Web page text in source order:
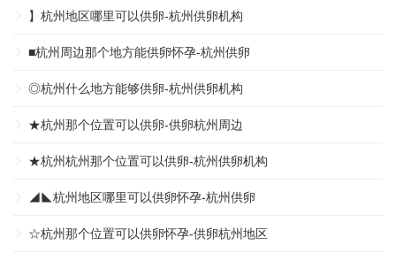
】杭州地区哪里可以供卵-杭州供卵机构
■杭州周边那个地方能供卵怀孕-杭州供卵
◎杭州什么地方能够供卵-杭州供卵机构
★杭州那个位置可以供卵-供卵杭州周边
★杭州杭州那个位置可以供卵-杭州供卵机构
◢◣杭州地区哪里可以供卵怀孕-杭州供卵
☆杭州那个位置可以供卵怀孕-供卵杭州地区